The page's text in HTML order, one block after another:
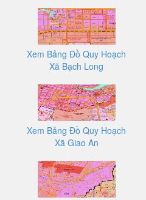
Xem Bảng Đồ Quy Hoạch
Xã Bạch Long
Xem Bảng Đồ Quy Hoạch
Xã Giao An